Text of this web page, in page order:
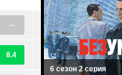
--
8.4
6 сезон 2 серия